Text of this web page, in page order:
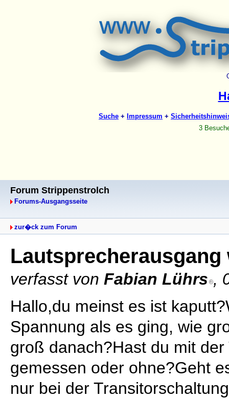
Forum Strippenstrolch
Forums-Ausgangsseite
zur�ck zum Forum
verfasst von Fabian Lührs ,
Hallo,du meinst es ist
Spannung als es ging, wie
groß danach?Hast du mit
gemessen oder ohne?Geht
nur bei der